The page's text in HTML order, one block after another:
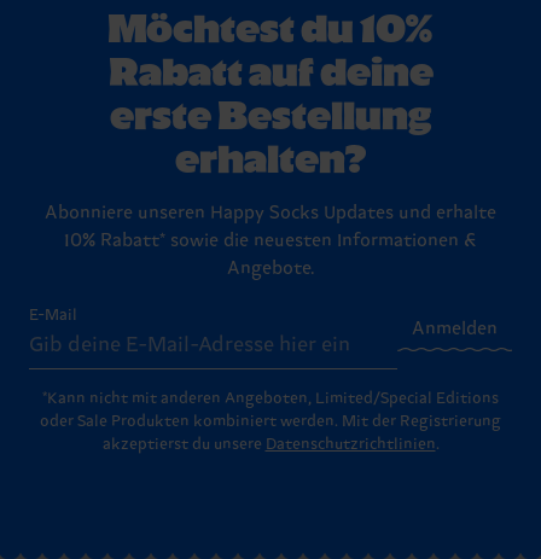
Möchtest du 10%
Rabatt auf deine
erste Bestellung
erhalten?
Abonniere unseren Happy Socks Updates und erhalte
10% Rabatt* sowie die neuesten Informationen &
Angebote.
E-Mail
Anmelden
*Kann nicht mit anderen Angeboten, Limited/Special Editions
oder Sale Produkten kombiniert werden. Mit der Registrierung
akzeptierst du unsere Datenschutzrichtlinien.